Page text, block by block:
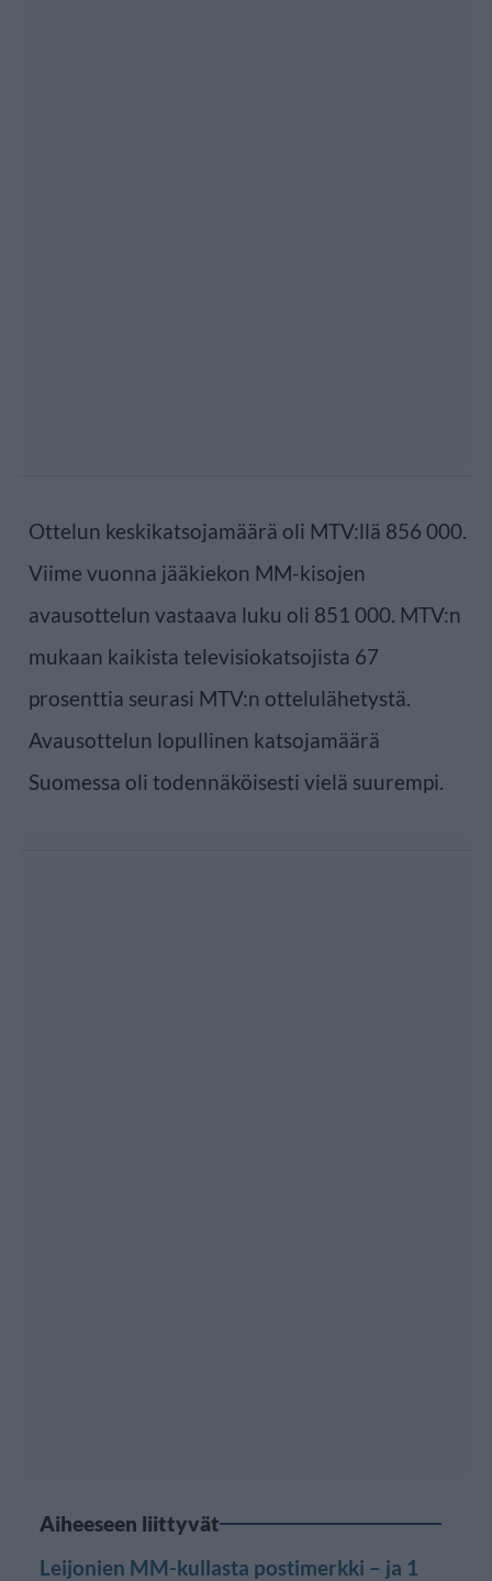
Ottelun keskikatsojamäärä oli MTV:llä 856 000.
Viime vuonna jääkiekon MM-kisojen
avausottelun vastaava luku oli 851 000. MTV:n
mukaan kaikista televisiokatsojista 67
prosenttia seurasi MTV:n ottelulähetystä.
Avausottelun lopullinen katsojamäärä
Suomessa oli todennäköisesti vielä suurempi.
Aiheeseen liittyvät
Leijonien MM-kullasta postimerkki – ja 1